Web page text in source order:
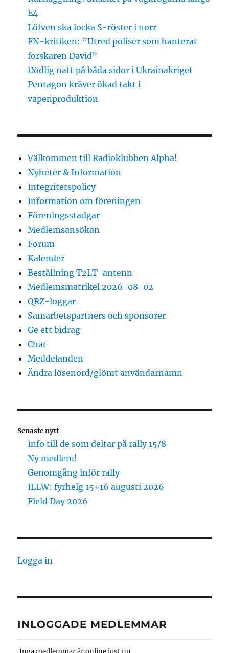
E4
Löfven ska locka S-röster i norr
FN-kritiken: ”Utred poliser som hanterat
forskaren David”
Dödlig natt på båda sidor i Ukrainakriget
Pentagon kräver ökad takt i
vapenproduktion
Välkommen till Radioklubben Alpha!
Nyheter & Information
Integritetspolicy
Information om föreningen
Föreningsstadgar
Medlemsansökan
Forum
Kalender
Beställning T2LT-antenn
Medlemsmatrikel 2026-08-02
QRZ-loggar
Samarbetspartners och sponsorer
Ge ett bidrag
Chat
Meddelanden
Ändra lösenord/glömt användarnamn
Senaste nytt
Info till de som deltar på rally 15/8
Ny medlem!
Genomgång inför rally
ILLW: fyrhelg 15+16 augusti 2026
Field Day 2026
Logga in
INLOGGADE MEDLEMMAR